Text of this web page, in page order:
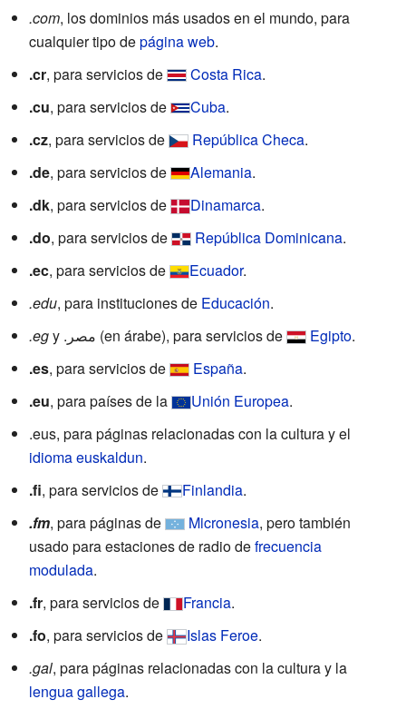
.com, los dominios más usados en el mundo, para
cualquier tipo depágina web.
.cr, para servicios de Costa Rica.
.cu, para servicios de Cuba.
.cz, para servicios de República Checa.
.de, para servicios de Alemania.
.dk, para servicios de Dinamarca.
.do, para servicios de República Dominicana.
.ec, para servicios de Ecuador.
.edu, para instituciones de Educación.
.eg
y .مصر (en árabe), para servicios de Egipto.
.es, para servicios de España.
.eu, para países de la Unión Europea.
.eus, para páginas relacionadas con la cultura y el
idioma euskaldun.
.fi, para servicios de Finlandia.
.fm, para páginas de Micronesia, pero también
usado para estaciones de radio defrecuencia
modulada.
.fr, para servicios de Francia.
.fo, para servicios de Islas Feroe.
.gal, para páginas relacionadas con la cultura y la
lengua gallega.